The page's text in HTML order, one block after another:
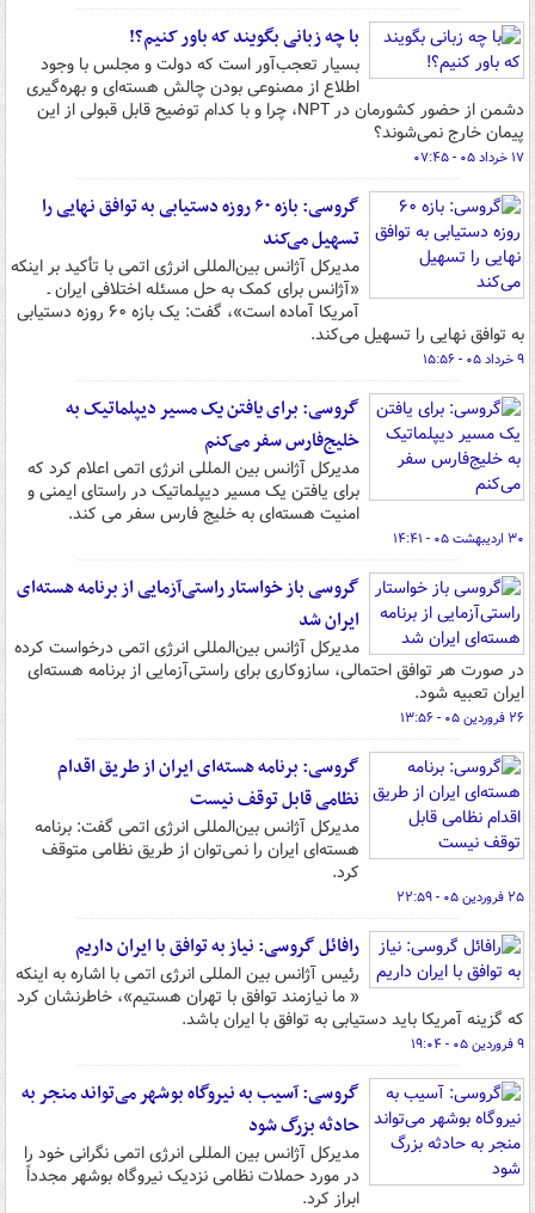
با چه زبانی بگویند که باور کنیم؟!
بسیار تعجب‌آور است که دولت و مجلس با وجود
اطلاع از مصنوعی بودن چالش هسته‌ای و بهره‌گیری
دشمن از حضور کشورمان در NPT، چرا و با کدام توضیح قابل قبولی از این
پیمان خارج نمی‌شوند؟
۱۷ خرداد ۰۵ - ۰۷:۴۵
گروسی: بازه ۶۰ روزه دستیابی به توافق نهایی را
تسهیل می‌کند
مدیرکل آژانس بین‌المللی انرژی اتمی با تأکید بر اینکه
«آژانس برای کمک به حل مسئله اختلافی ایران ـ
آمریکا آماده است»، گفت: یک بازه ۶۰ روزه دستیابی
به توافق نهایی را تسهیل می‌کند.
۹ خرداد ۰۵ - ۱۵:۵۶
گروسی: برای یافتن یک مسیر دیپلماتیک به
خلیج‌فارس سفر می‌کنم
مدیرکل آژانس بین المللی انرژی اتمی اعلام کرد که
برای یافتن یک مسیر دیپلماتیک در راستای ایمنی و
امنیت هسته‌ای به خلیج فارس سفر می کند.
۳۰ اردیبهشت ۰۵ - ۱۴:۴۱
گروسی باز خواستار راستی‌آزمایی از برنامه هسته‌ای
ایران شد
مدیرکل آژانس بین‌المللی انرژی اتمی درخواست کرده
در صورت هر توافق احتمالی، سازوکاری برای راستی‌آزمایی از برنامه هسته‌ای
ایران تعبیه شود.
۲۶ فروردین ۰۵ - ۱۳:۵۶
گروسی: برنامه هسته‌ای ایران از طریق اقدام
نظامی قابل توقف نیست
مدیرکل آژانس بین‌المللی انرژی اتمی گفت: برنامه
هسته‌ای ایران را نمی‌توان از طریق نظامی متوقف
کرد.
۲۵ فروردین ۰۵ - ۲۲:۵۹
رافائل گروسی: نیاز به توافق با ایران داریم
رئیس آژانس بین المللی انرژی اتمی با اشاره به اینکه
« ما نیازمند توافق با تهران هستیم»، خاطرنشان کرد
که گزینه آمریکا باید دستیابی به توافق با ایران باشد.
۹ فروردین ۰۵ - ۱۹:۰۴
گروسی: آسیب به نیروگاه بوشهر می‌تواند منجر به
حادثه بزرگ شود
مدیرکل آژانس بین المللی انرژی اتمی نگرانی خود را
در مورد حملات نظامی نزدیک نیروگاه بوشهر مجدداً
ابراز کرد.